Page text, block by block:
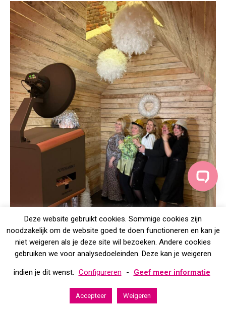
Deze website gebruikt cookies. Sommige cookies zijn
noodzakelijk om de website goed te doen functioneren en kan je
niet weigeren als je deze site wil bezoeken. Andere cookies
gebruiken we voor analysedoeleinden. Deze kan je weigeren
indien je dit wenst. Configureren - Geef meer informatie
Accepteer Weigeren